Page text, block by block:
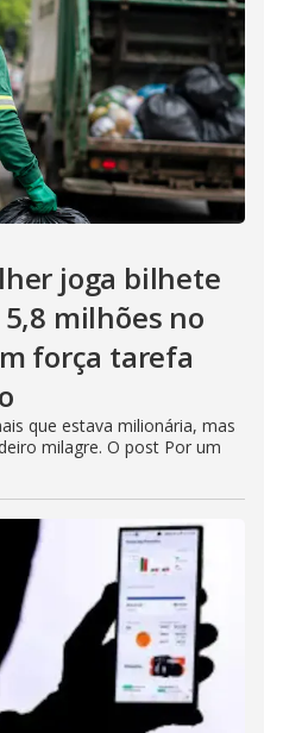
joga bilhete
milhões no
força tarefa
que estava milionária, mas
milagre. O post Por um